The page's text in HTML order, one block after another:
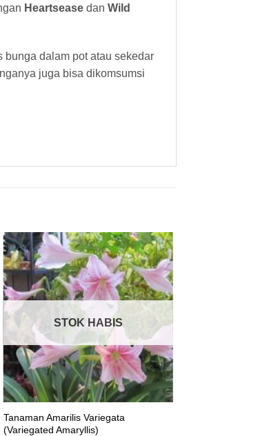
Heartsease dan Wild
dalam pot atau sekedar
juga bisa dikomsumsi
STOK HABIS
Tanaman Amarilis Variegata
(Variegated Amaryllis)